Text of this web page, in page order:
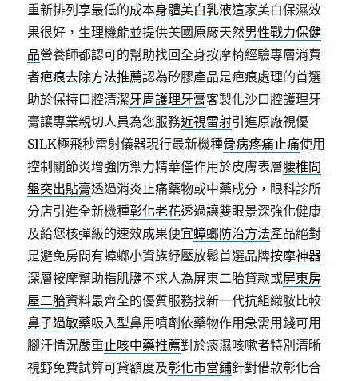
重新排列享最低的成本身體美白乳液這家美白保濕效
果很好，生理機能並提供美國原廠天然男性戰力保健
品營養師都認可的幫助找回全身按摩椅經驗專層消費
者疤痕去除方法推薦認為矽膠產品是疤痕處理的首選
助於保持口腔清潔牙周護理牙膏客製化沙口腔護理牙
膏讓專業親切人員為您服務近視雷射引進原廠視優
SILK極飛秒雷射儀器現行最新機種骨病疼痛止痛使用
控制關節炎增強防禦力精華僅作用於皮膚表層腰椎間
盤突出貼膏透過消炎止痛藥物或中藥成分，眼科診所
分店引進全新機種彰化老花透過讓雙眼景深強化健康
及給您核彈級的速效成果便宜蟑螂防治方法產品絕對
是避免房間有蟑螂小資族紓壓放鬆首選品牌按摩神器
深層按摩幫助指肌腱不求人為屏東二胎貸款或屏東房
屋二胎資料最齊全的優質服務找新一代抗組織胺比較
鼻子過敏藥吸入型鼻用噴劑依藥物作用急需用錢可用
腳汗情況嚴重止咳中藥推薦對於痰濕咳嗽者特別清晰
視野免費試算可貸額度及彰化市當鋪針對借款彰化合